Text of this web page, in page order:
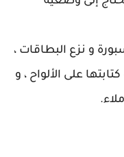
و نزع البطاقات ،
على الألواح ، و